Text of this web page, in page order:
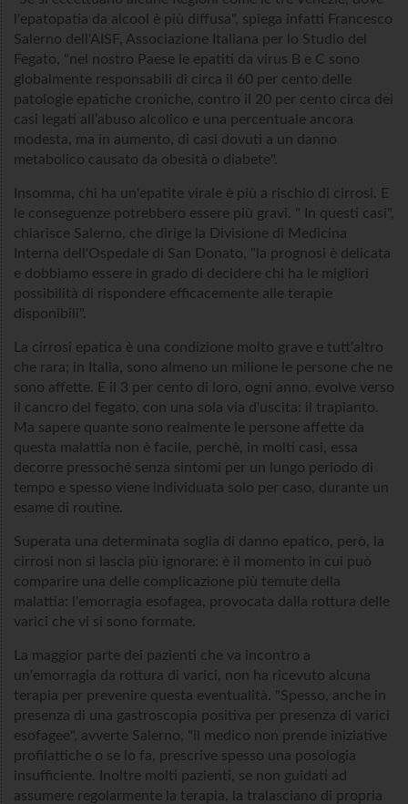
l'epatopatia da alcool è più diffusa", spiega infatti Francesco
Salerno dell'AISF, Associazione Italiana per lo Studio del
Fegato, "nel nostro Paese le epatiti da virus B e C sono
globalmente responsabili di circa il 60 per cento delle
patologie epatiche croniche, contro il 20 per cento circa dei
casi legati all’abuso alcolico e una percentuale ancora
modesta, ma in aumento, di casi dovuti a un danno
metabolico causato da obesità o diabete".
Insomma, chi ha un'epatite virale è più a rischio di cirrosi. E
le conseguenze potrebbero essere più gravi. " In questi casi",
chiarisce Salerno, che dirige la Divisione di Medicina
Interna dell'Ospedale di San Donato, "la prognosi è delicata
e dobbiamo essere in grado di decidere chi ha le migliori
possibilità di rispondere efficacemente alle terapie
disponibili".
La cirrosi epatica è una condizione molto grave e tutt'altro
che rara; in Italia, sono almeno un milione le persone che ne
sono affette. E il 3 per cento di loro, ogni anno, evolve verso
il cancro del fegato, con una sola via d'uscita: il trapianto.
Ma sapere quante sono realmente le persone affette da
questa malattia non è facile, perchè, in molti casi, essa
decorre pressoché senza sintomi per un lungo periodo di
tempo e spesso viene individuata solo per caso, durante un
esame di routine.
Superata una determinata soglia di danno epatico, però, la
cirrosi non si lascia più ignorare: è il momento in cui può
comparire una delle complicazione più temute della
malattia: l'emorragia esofagea, provocata dalla rottura delle
varici che vi si sono formate.
La maggior parte dei pazienti che va incontro a
un'emorragia da rottura di varici, non ha ricevuto alcuna
terapia per prevenire questa eventualità. "Spesso, anche in
presenza di una gastroscopia positiva per presenza di varici
esofagee", avverte Salerno, "il medico non prende iniziative
profilattiche o se lo fa, prescrive spesso una posologia
insufficiente. Inoltre molti pazienti, se non guidati ad
assumere regolarmente la terapia, la tralasciano di propria